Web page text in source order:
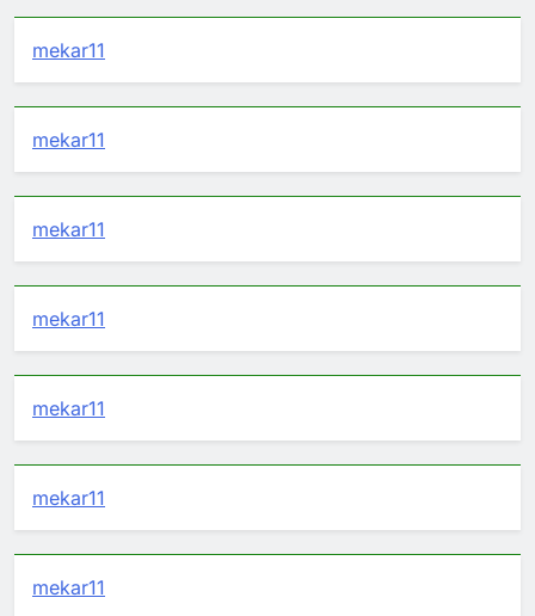
mekar11
mekar11
mekar11
mekar11
mekar11
mekar11
mekar11